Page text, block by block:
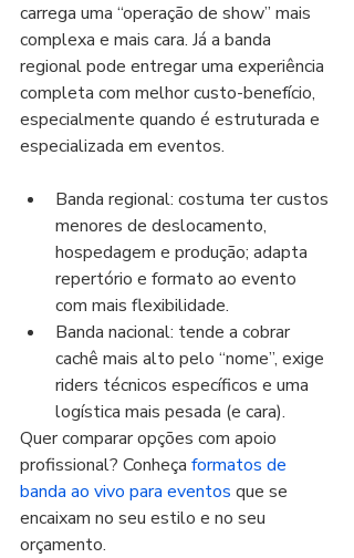
carrega uma “operação de show” mais
complexa e mais cara. Já a banda
regional pode entregar uma experiência
completa com melhor custo-benefício,
especialmente quando é estruturada e
especializada em eventos.
Banda regional: costuma ter custos
menores de deslocamento,
hospedagem e produção; adapta
repertório e formato ao evento
com mais flexibilidade.
Banda nacional: tende a cobrar
cachê mais alto pelo “nome”, exige
riders técnicos específicos e uma
logística mais pesada (e cara).
Quer comparar opções com apoio
profissional? Conheça formatos de
banda ao vivo para eventos que se
encaixam no seu estilo e no seu
orçamento.